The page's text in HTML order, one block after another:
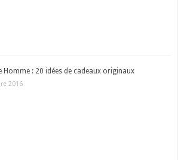
Homme : 20 idées de cadeaux originaux
2016